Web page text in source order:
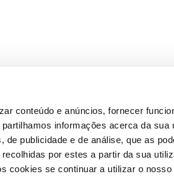
conteúdo e anúncios, fornecer
informações acerca da sua
de publicidade e de análise, que as
por estes a partir da sua
cookies se continuar a utilizar o nosso